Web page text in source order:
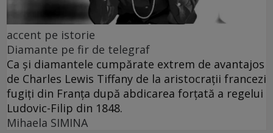
accent pe istorie
Diamante pe fir de telegraf
Ca și diamantele cumpărate extrem de avantajos
de Charles Lewis Tiffany de la aristocrații francezi
fugiți din Franța după abdicarea forțată a regelui
Ludovic-Filip din 1848.
Mihaela SIMINA